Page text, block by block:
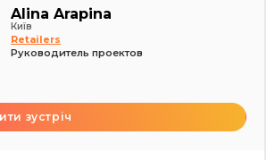
Alina Arapina
Київ
Retailers
Руководитель проектов
зустріч